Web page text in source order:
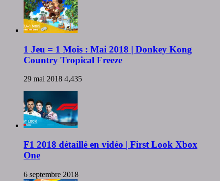
1 Jeu = 1 Mois : Mai 2018 | Donkey Kong
Country Tropical Freeze
29 mai 2018 4,435
F1 2018 détaillé en vidéo | First Look Xbox
One
6 septembre 2018